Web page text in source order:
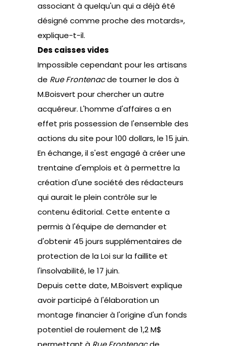
associant à quelqu'un qui a déjà été
désigné comme proche des motards»,
explique-t-il.
Des caisses vides
Impossible cependant pour les artisans
de Rue Frontenacde tourner le dos à
M.Boisvert pour chercher un autre
acquéreur. L'homme d'affaires a en
effet pris possession de l'ensemble des
actions du site pour 100 dollars, le 15 juin.
En échange, il s'est engagé à créer une
trentaine d'emplois et à permettre la
création d'une société des rédacteurs
qui aurait le plein contrôle sur le
contenu éditorial. Cette entente a
permis à l'équipe de demander et
d'obtenir 45 jours supplémentaires de
protection de la Loi sur la faillite et
l'insolvabilité, le 17 juin.
Depuis cette date, M.Boisvert explique
avoir participé à l'élaboration un
montage financier à l'origine d'un fonds
potentiel de roulement de 1,2 M$